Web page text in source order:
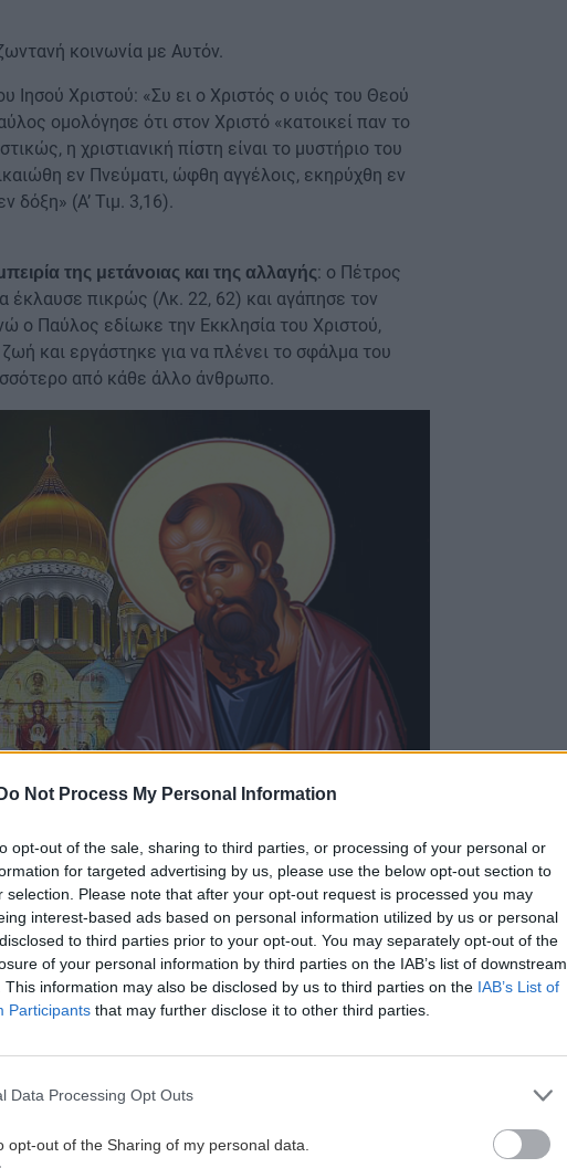
Do Not Process My Personal Information
opt-out of the sale, sharing to third parties, or processing of your personal or
for targeted advertising by us, please use the below opt-out section to
selection. Please note that after your opt-out request is processed you may
interest-based ads based on personal information utilized by us or personal
to third parties prior to your opt-out. You may separately opt-out of the
of your personal information by third parties on the IAB’s list of downstream
This information may also be disclosed by us to third parties on the IAB’s List of
Participants that may further disclose it to other third parties.
Data Processing Opt Outs
opt-out of the Sharing of my personal data.
κοινωνία με Αυτόν.
Ιησού Χριστού: «Συ ει ο Χριστός ο υιός του Θεού
ομολόγησε ότι στον Χριστό «κατοικεί παν το
η χριστιανική πίστη είναι το μυστήριο του
εν Πνεύματι, ώφθη αγγέλοις, εκηρύχθη εν
δόξη» (Α’ Τιμ. 3,16).
της μετάνοιας και της αλλαγής: ο Πέτρος
έκλαυσε πικρώς (Λκ. 22, 62) και αγάπησε τον
ο Παύλος εδίωκε την Εκκλησία του Χριστού,
και εργάστηκε για να πλένει το σφάλμα του
από κάθε άλλο άνθρωπο.
τηνδυνατή τους αγάπη για τον Χριστό και την
επάνω στην πέτρα της ομολογουμένης από τον
της θεότητας του Ιησού Χριστού (Μθ. 16, 13-20).
όχι αυτός, αλλά ο Χριστός είναι ο ακρογωνιαίος
Ιουδαίους με τους άλλους λαούς του κόσμου.
τον Χριστό λέει: «τις ημάς χωρίσει από της